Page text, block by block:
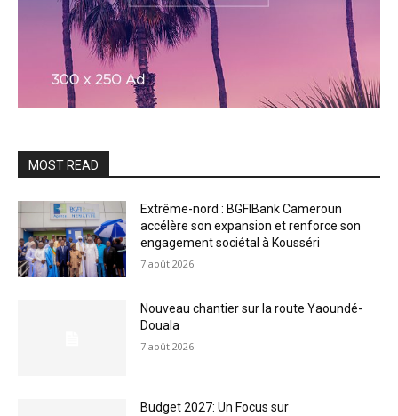
MOST READ
Extrême-nord : BGFIBank Cameroun
accélère son expansion et renforce son
engagement sociétal à Kousséri
7 août 2026
Nouveau chantier sur la route Yaoundé-
Douala
7 août 2026
Budget 2027: Un Focus sur